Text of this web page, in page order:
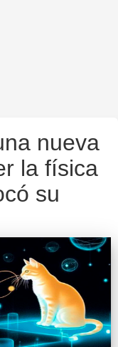
nueva
la física
su